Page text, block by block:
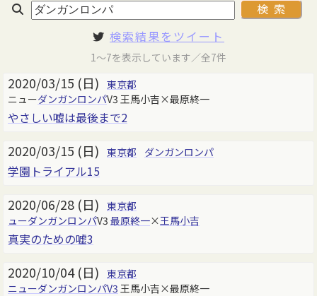
検索結果をツイート
1～7を表示しています／全7件
2020/03/15 (日) 東京都
ニューダンガンロンパV3 王馬小吉×最原終一
やさしい嘘は最後まで2
2020/03/15 (日) 東京都 ダンガンロンパ
学園トライアル15
2020/06/28 (日) 東京都
ューダンガンロンパV3 最原終一×王馬小吉
真実のための嘘3
2020/10/04 (日) 東京都
ニューダンガンロンパV3 王馬小吉×最原終一